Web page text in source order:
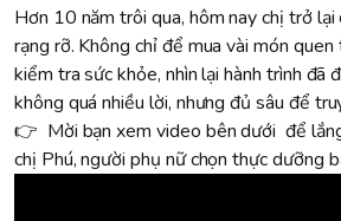
Hơn 10 năm trôi qua, hôm nay chị trở lại
rạng rỡ. Không chỉ để mua vài món quen
kiểm tra sức khỏe, nhìn lại hành trình đã
không quá nhiều lời, nhưng đủ sâu để
👉 Mời bạn xem video bên dưới để
chị Phú, người phụ nữ chọn thực dưỡng